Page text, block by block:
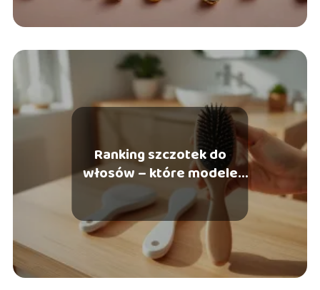
Ranking szczotek do
włosów – które modele
warto wybrać?